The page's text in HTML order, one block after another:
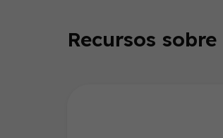
Recursos